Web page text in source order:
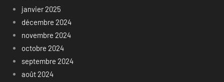
janvier 2025
décembre 2024
novembre 2024
octobre 2024
septembre 2024
août 2024